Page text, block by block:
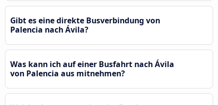
Gibt es eine direkte Busverbindung von
Palencia nach Ávila‎?
Was kann ich auf einer Busfahrt nach Ávila‎
von Palencia aus mitnehmen?